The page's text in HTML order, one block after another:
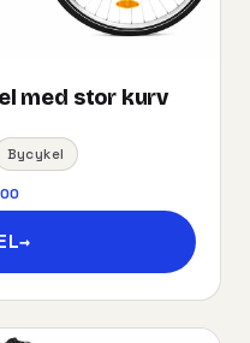
med stor kurv
Bycykel
→